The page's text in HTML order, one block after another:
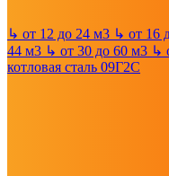
↳ от 12 до 24 м3 ↳ от 16
44 м3 ↳ от 30 до 60 м3 ↳
котловая сталь 09Г2С